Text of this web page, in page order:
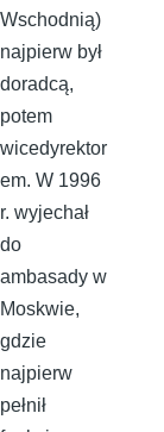
Wschodnią)
najpierw był
doradcą,
potem
wicedyrektor
em. W 1996
r. wyjechał
do
ambasady w
Moskwie,
gdzie
najpierw
pełnił